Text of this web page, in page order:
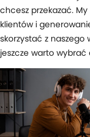
chcesz przekazać.
klientów i
skorzystać z
jeszcze warto wybrać